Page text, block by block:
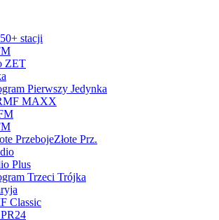
stacji
ZET
Jedynka
MAXX
PrzebojeZłote Prz.
Plus
Trójka
Classic
PR24